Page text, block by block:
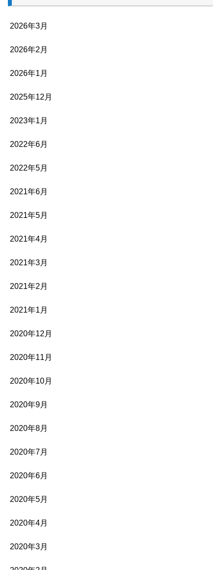
2026年3月
2026年2月
2026年1月
2025年12月
2023年1月
2022年6月
2022年5月
2021年6月
2021年5月
2021年4月
2021年3月
2021年2月
2021年1月
2020年12月
2020年11月
2020年10月
2020年9月
2020年8月
2020年7月
2020年6月
2020年5月
2020年4月
2020年3月